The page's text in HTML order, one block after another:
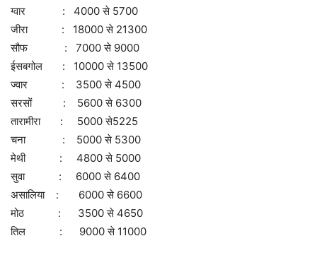
ग्वार : 4000 से 5700
जीरा : 18000 से 21300
सौफ : 7000 से 9000
ईसबगोल : 10000 से 13500
ज्वार : 3500 से 4500
सरसों : 5600 से 6300
तारामीरा : 5000 से5225
चना : 5000 से 5300
मेथी : 4800 से 5000
सुवा : 6000 से 6400
असालिया : 6000 से 6600
मोठ : 3500 से 4650
तिल : 9000 से 11000